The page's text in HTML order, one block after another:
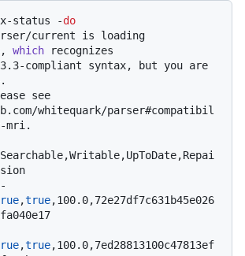
status -do
current is loading
which recognizes
compliant syntax, but you are
see
whitequark/parser#compatibil
mri.
,true,100.0,72e27df7c631b45e026
,true,100.0,7ed28813100c47813ef